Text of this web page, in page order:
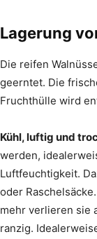
Lagerung
Die reifen
geerntet. Die
Fruchthülle wird
Kühl, luftig und
werden,
Luftfeuchtigkeit.
oder
mehr verlieren sie
ranzig.